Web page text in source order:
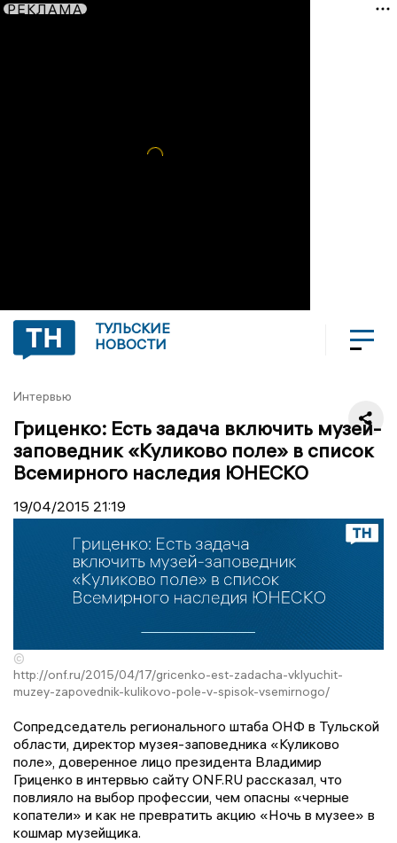
РЕКЛАМА
ТУЛЬСКИЕ
НОВОСТИ
Интервью
Гриценко: Есть задача включить музей-
заповедник «Куликово поле» в список
Всемирного наследия ЮНЕСКО
19/04/2015 21:19
©
http://onf.ru/2015/04/17/gricenko-est-zadacha-vklyuchit-
muzey-zapovednik-kulikovo-pole-v-spisok-vsemirnogo/
Сопредседатель регионального штаба ОНФ в Тульской
области, директор музея-заповедника «Куликово
поле», доверенное лицо президента Владимир
Гриценко в интервью сайту ONF.RU рассказал, что
повлияло на выбор профессии, чем опасны «черные
копатели» и как не превратить акцию «Ночь в музее» в
кошмар музейщика.